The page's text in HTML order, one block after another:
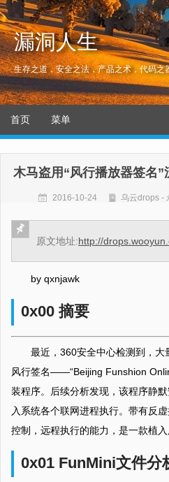
漏洞人生
生存之道，安全之法，产品之术，代码之
首页 菜单
木马盗用“风行播放器签名
2016-10-24 乌云drops -
原文地址:http://
by qxnjawk
0x00 摘要
最近，360安全中心检测到，
风行签名——“Beijing Funshion
装程序。后续分析发现，该程序静
入系统各个联网进程执行。带有反
控制，远程执行的能力，是一款植入
0x01 FunMini文件分